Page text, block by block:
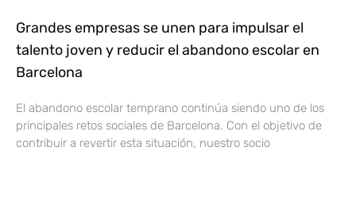
Grandes empresas se unen para impulsar el
talento joven y reducir el abandono escolar en
Barcelona
El abandono escolar temprano continúa siendo uno de los
principales retos sociales de Barcelona. Con el objetivo de
contribuir a revertir esta situación, nuestro socio